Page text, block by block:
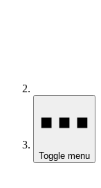
Toggle menu